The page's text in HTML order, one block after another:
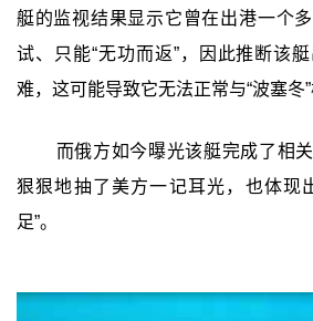
艇的监视结果显示它曾在出港一个
试、只能“无功而返”，因此推断该
难，这可能导致它无法正常与“波塞冬”
而俄方如今曝光该艇完成了相
狠狠地抽了美方一记耳光，也体现
足”。